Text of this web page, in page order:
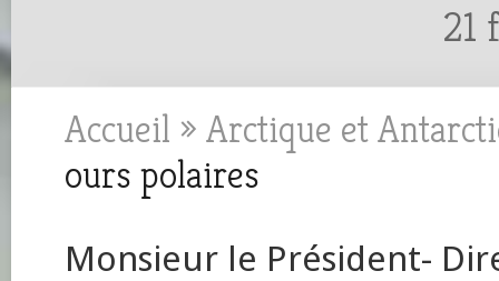
21
Accueil » Arctique et
ours polaires
Monsieur le Président-